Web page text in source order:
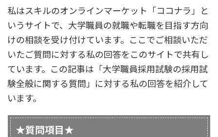
私はスキルのオンラインマーケット「ココナラ」と
いうサイトで、大学職員の就職や転職を目指す方向
けの相談を受け付けています。ここでご相談いただ
いたご質問に対する私の回答をこのサイトで共有し
ています。この記事は「大学職員採用試験の採用試
験全般に関する質問」に対する私の回答を紹介して
います。
★質問項目★